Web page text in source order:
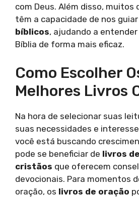
com Deus. Além disso,
têm a capacidade de nos
bíblicos, ajudando a
Bíblia de forma mais eficaz.
Como Escolher
Melhores Livros
Na hora de selecionar suas
suas necessidades e
você está buscando
pode se beneficiar de livros
cristãos que oferecem
devocionais. Para momentos
oração, os livros de oração